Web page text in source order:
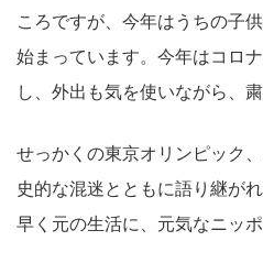
ころですが、今年はうちの子
始まっています。今年はコロ
し、外出も気を使いながら、
せっかくの東京オリンピック
史的な混迷とともに語り継が
早く元の生活に、元気なニッ